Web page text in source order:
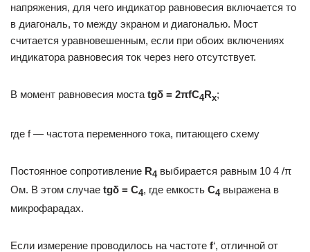
напряжения, для чего индикатор равновесия включается то
в диагональ, то между экраном и диагональю. Мост
считается уравновешенным, если при обоих включениях
индикатора равновесия ток через него отсутствует.
В момент равновесия моста tgδ = 2πfС4Rx;
где f — частота переменного тока, питающего схему
Постоянное сопротивление R4 выбирается равным 10 4 /π
Ом. В этом случае tgδ = С4, где емкость С4 выражена в
микрофарадах.
Если измерение проводилось на частоте f‘, отличной от